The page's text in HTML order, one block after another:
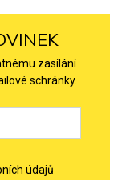
zasílání
schránky.
údajů